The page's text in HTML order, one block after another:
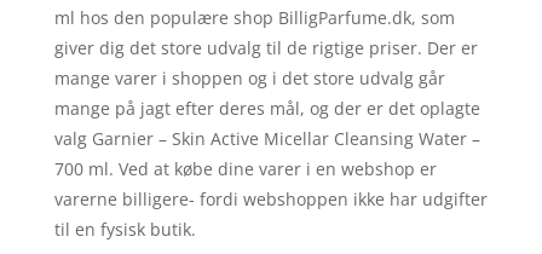
ml hos den populære shop BilligParfume.dk, som
giver dig det store udvalg til de rigtige priser. Der er
mange varer i shoppen og i det store udvalg går
mange på jagt efter deres mål, og der er det oplagte
valg Garnier – Skin Active Micellar Cleansing Water –
700 ml. Ved at købe dine varer i en webshop er
varerne billigere- fordi webshoppen ikke har udgifter
til en fysisk butik.